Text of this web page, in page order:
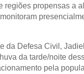
regiões propensas a
da Defesa Civil,
da tarde/noite
pela